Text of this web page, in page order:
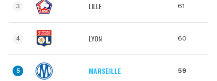
3 LILLE 61
4 LYON 60
5 MARSEILLE 59